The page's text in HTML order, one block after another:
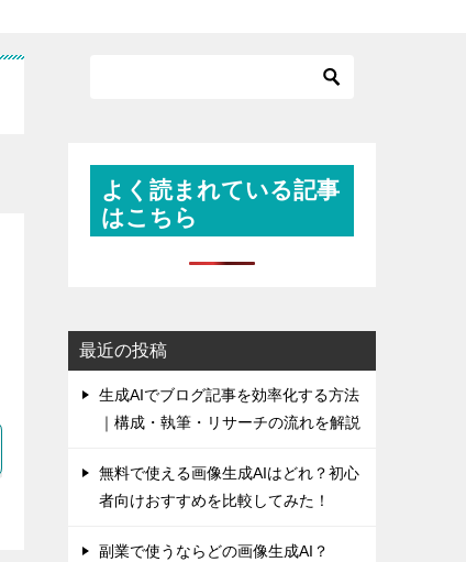
よく読まれている記事
はこちら
最近の投稿
生成AIでブログ記事を効率化する方法
｜構成・執筆・リサーチの流れを解説
無料で使える画像生成AIはどれ？初心
者向けおすすめを比較してみた！
副業で使うならどの画像生成AI？